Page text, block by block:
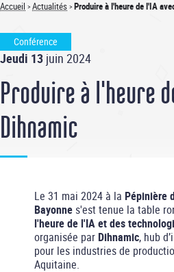
Fil
d'Ariane
Accueil Actualités Produire à l'heure de l'IA
Conférence
Jeudi 13 juin 2024
Produire à l'heure
Dihnamic
Le 31 mai 2024 à la Pépinière
Bayonne s'est tenue la table
l'heure de l'IA et des
organisée par Dihnamic, hub
pour les industries de
Aquitaine.